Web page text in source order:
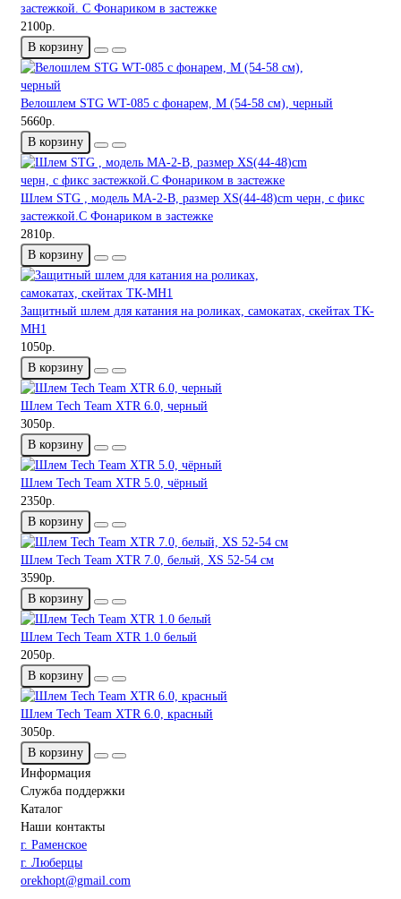
застежкой. C Фонариком в застежке
2100р.
В корзину
Велошлем STG WT-085 с фонарем, M (54-58 см), черный
5660р.
В корзину
Шлем STG , модель MA-2-B, размер XS(44-48)cm черн, с фикс
застежкой.C Фонариком в застежке
2810р.
В корзину
Защитный шлем для катания на роликах, самокатах, скейтах ТК-
МН1
1050р.
В корзину
Шлем Tech Team XTR 6.0, черный
3050р.
В корзину
Шлем Tech Team XTR 5.0, чёрный
2350р.
В корзину
Шлем Tech Team XTR 7.0, белый, XS 52-54 см
3590р.
В корзину
Шлем Tech Team XTR 1.0 белый
2050р.
В корзину
Шлем Tech Team XTR 6.0, красный
3050р.
В корзину
Информация
Служба поддержки
Каталог
Наши контакты
г. Раменское
г. Люберцы
orekhopt@gmail.com